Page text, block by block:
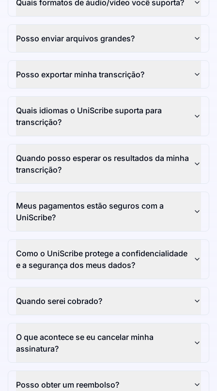
Quais formatos de áudio/vídeo você suporta?
Posso enviar arquivos grandes?
Posso exportar minha transcrição?
Quais idiomas o UniScribe suporta para
transcrição?
Quando posso esperar os resultados da minha
transcrição?
Meus pagamentos estão seguros com a
UniScribe?
Como o UniScribe protege a confidencialidade
e a segurança dos meus dados?
Quando serei cobrado?
O que acontece se eu cancelar minha
assinatura?
Posso obter um reembolso?